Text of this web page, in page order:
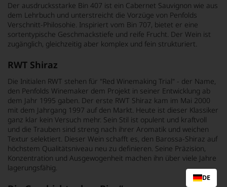
Der ausdrucksstarke Bin 407 ist ein Cabernet Sauvignon wie aus
dem Lehrbuch und unterstreicht die Vorzüge von Penfolds
Verschnitt-Philosohie. Inspiriert vom Bin 707, bietet er eine
sortentypische Geschmackstiefe und reife Frucht. Der Wein ist
zugänglich, gleichzeitig aber komplex und fein strukturiert.
RWT Shiraz
Die Initialen RWT stehen für "Red Winemaking Trial" - der Name,
den Penfolds Winemaker dem Projekt in seiner Entwicklung ab
dem Jahr 1995 gaben. Der erste RWT Shiraz kam im Mai 2000
mit dem Jahrgang 1997 auf den Markt. Heute ist dieser Klassiker
ganz klar kein Versuch mehr. Sein Stil ist opulent und kraftvoll
und die Trauben sind streng nach ihrer Aromatik und weichen
Textur selektiert. Dieser Wein schafft es, den Barossa-Shiraz auf
höchstem Qualitätsniveau neu zu definieren. Seine Präzision,
Konzentration und Ausgewogenheit machen ihn über viele Jahre
lagerungsfähig.
DE